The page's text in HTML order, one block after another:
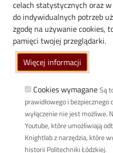
celach statystycznych oraz
do indywidualnych potrzeb
zgodę na używanie cookies,
pamięci twojej przeglądarki.
Więcej informacji
Cookies wymagane Są
prawidłowego i bezpiecznego
wyłączenie nie jest możliwe.
Youtube, które umożliwiają
Knightlab z narzędzia, które
historii Politechniki Łódzkiej.
Media
Społeczność lokalna
Linki
Wikamp
Poczta elektroniczna
Biblioteka PŁ
Dyscypliny naukowe w PŁ
Inicjatywa Doskonałości
BIP
Klauzula RODO